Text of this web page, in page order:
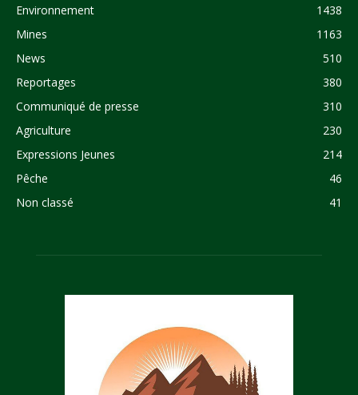
Environnement
1438
Mines
1163
News
510
Reportages
380
Communiqué de presse
310
Agriculture
230
Expressions Jeunes
214
Pêche
46
Non classé
41